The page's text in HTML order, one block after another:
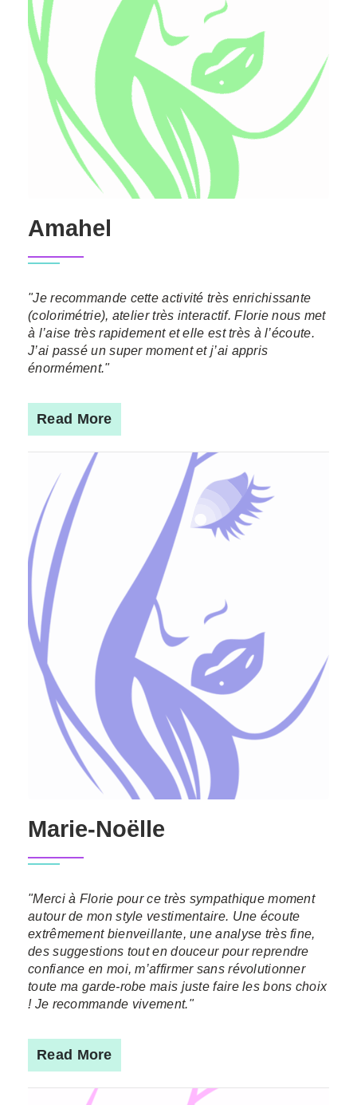
Amahel
"Je recommande cette activité très enrichissante
(colorimétrie), atelier très interactif. Florie nous met
à l’aise très rapidement et elle est très à l’écoute.
J’ai passé un super moment et j’ai appris
énormément."
Read More
Marie-Noëlle
"Merci à Florie pour ce très sympathique moment
autour de mon style vestimentaire. Une écoute
extrêmement bienveillante, une analyse très fine,
des suggestions tout en douceur pour reprendre
confiance en moi, m’affirmer sans révolutionner
toute ma garde-robe mais juste faire les bons choix
! Je recommande vivement."
Read More